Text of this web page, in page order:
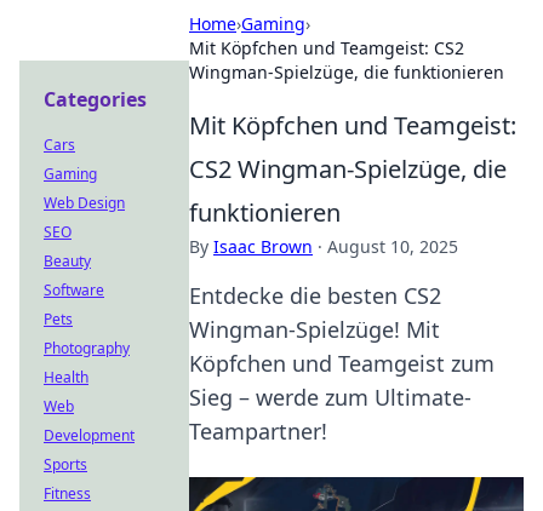
Home›Gaming›
Mit Köpfchen und Teamgeist: CS2
Wingman-Spielzüge, die funktionieren
Mit Köpfchen und Teamgeist:
CS2 Wingman-Spielzüge, die
funktionieren
By Isaac Brown · August 10, 2025
Entdecke die besten CS2
Wingman-Spielzüge! Mit
Köpfchen und Teamgeist zum
Sieg – werde zum Ultimate-
Teampartner!
Categories
Cars
Gaming
Web Design
SEO
Beauty
Software
Pets
Photography
Health
Web
Development
Sports
Fitness